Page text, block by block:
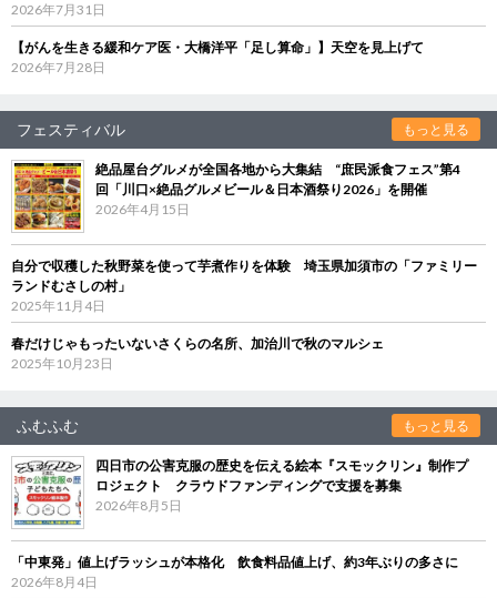
2026年7月31日
【がんを生きる緩和ケア医・大橋洋平「足し算命」】天空を見上げて
2026年7月28日
フェスティバル もっと見る
絶品屋台グルメが全国各地から大集結 “庶民派食フェス”第4
回「川口×絶品グルメビール＆日本酒祭り2026」を開催
2026年4月15日
自分で収穫した秋野菜を使って芋煮作りを体験 埼玉県加須市の「ファミリー
ランドむさしの村」
2025年11月4日
春だけじゃもったいないさくらの名所、加治川で秋のマルシェ
2025年10月23日
ふむふむ もっと見る
四日市の公害克服の歴史を伝える絵本『スモックリン』制作プ
ロジェクト クラウドファンディングで支援を募集
2026年8月5日
「中東発」値上げラッシュが本格化 飲食料品値上げ、約3年ぶりの多さに
2026年8月4日